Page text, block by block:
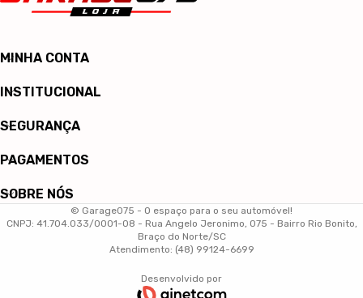
MINHA CONTA
INSTITUCIONAL
SEGURANÇA
PAGAMENTOS
SOBRE NÓS
© Garage075 - O espaço para o seu automóvel!
CNPJ: 41.704.033/0001-08 - Rua Angelo Jeronimo, 075 - Bairro Rio Bonito,
Braço do Norte/SC
Atendimento: (48) 99124-6699
Desenvolvido por